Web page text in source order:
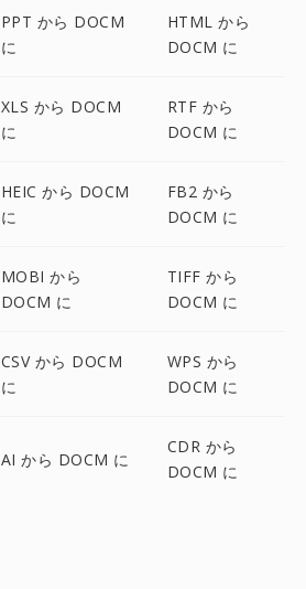
PPT から DOCM
に
HTML から
DOCM に
XLS から DOCM
に
RTF から
DOCM に
HEIC から DOCM
に
FB2 から
DOCM に
MOBI から
DOCM に
TIFF から
DOCM に
CSV から DOCM
に
WPS から
DOCM に
AI から DOCM に
CDR から
DOCM に